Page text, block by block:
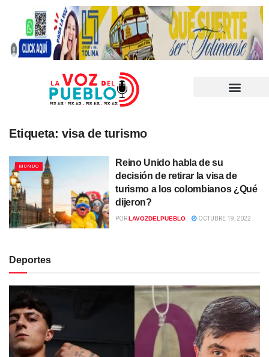
Etiqueta: visa de turismo
MUNDO
Reino Unido habla de su
decisión de retirar la visa de
turismo a los colombianos ¿Qué
dijeron?
PORLAVOZDELPUEBLO OCTUBRE 19, 2022
Deportes